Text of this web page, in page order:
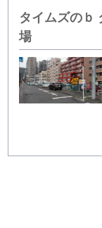
タイムズのｂ
場